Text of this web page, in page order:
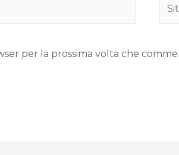
per la prossima volta che